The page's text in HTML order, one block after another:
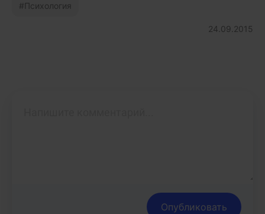
Психология
24.09.2015
Опубликовать